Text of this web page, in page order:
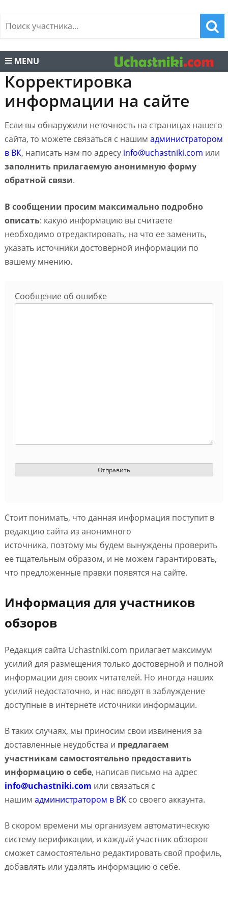
MENU
Корректировка
информации на сайте
Если вы обнаружили неточность на страницах нашего
сайта, то можете связаться с нашим администратором
в ВК, написать нам по адресу info@uchastniki.com или
заполнить прилагаемую анонимную форму
обратной связи.
В сообщении просим максимально подробно
описать: какую информацию вы считаете
необходимо отредактировать, на что ее заменить,
указать источники достоверной информации по
вашему мнению.
Сообщение об ошибке
Стоит понимать, что данная информация поступит в
редакцию сайта из анонимного
источника, поэтому мы будем вынуждены проверить
ее тщательным образом, и не можем гарантировать,
что предложенные правки появятся на сайте.
Информация для участников
обзоров
Редакция сайта Uchastniki.com прилагает максимум
усилий для размещения только достоверной и полной
информации для своих читателей. Но иногда наших
усилий недостаточно, и нас вводят в заблуждение
доступные в интернете источники информации.
В таких случаях, мы приносим свои извинения за
доставленные неудобства и предлагаем
участникам самостоятельно предоставить
информацию о себе, написав письмо на адрес
info@uchastniki.com или связаться с
нашим администратором в ВКсо своего аккаунта.
В скором времени мы организуем автоматическую
систему верификации, и каждый участник обзоров
сможет самостоятельно редактировать свой профиль,
добавлять или удалять информацию о себе.